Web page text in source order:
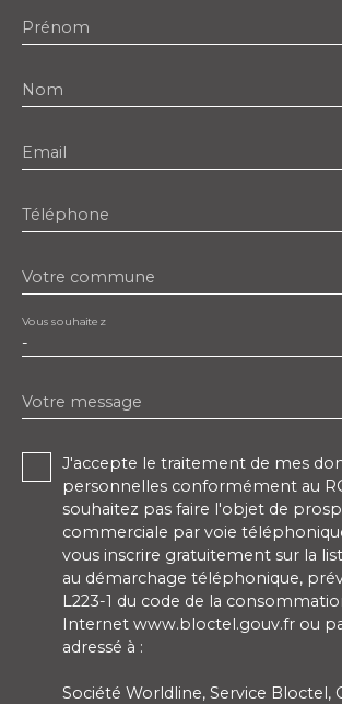
Prénom
Nom
Email
Téléphone
Votre commune
-
Vous souhaitez
Votre message
J'accepte le traitement de mes
personnelles conformément au
souhaitez pas faire l'objet de
commerciale par voie
vous inscrire gratuitement sur la
au démarchage téléphonique,
L223-1 du code de la
Internet www.bloctel.gouv.fr ou
adressé à :
Société Worldline, Service Bloctel,